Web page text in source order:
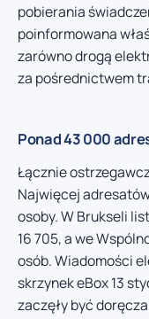
pobierania
poinformowana
zarówno drogą
za pośrednictwem
Ponad 43 000
Łącznie
Najwięcej
osoby. W Brukseli
16 705, a we
osób. Wiadomości
skrzynek eBox 13
zaczęły być